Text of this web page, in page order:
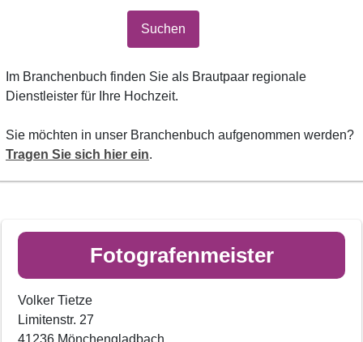
Suchen
Im Branchenbuch finden Sie als Brautpaar regionale
Dienstleister für Ihre Hochzeit.
Sie möchten in unser Branchenbuch aufgenommen werden?
Tragen Sie sich hier ein.
Fotografenmeister
Volker Tietze
Limitenstr. 27
41236 Mönchengladbach